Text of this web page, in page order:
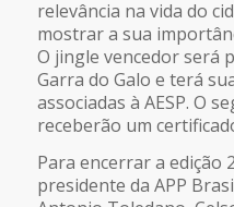
relevância na vida do
mostrar a sua
O jingle vencedor será
Garra do Galo e terá
associadas à AESP. O
receberão um
Para encerrar a edição
presidente da APP